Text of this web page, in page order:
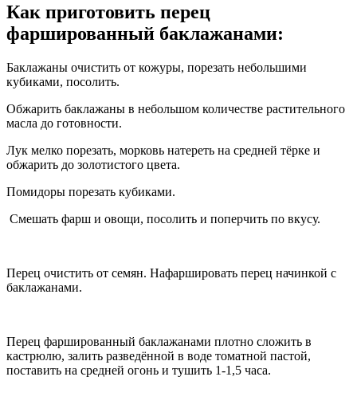
Как приготовить перец
фаршированный баклажанами:
Баклажаны очистить от кожуры, порезать небольшими
кубиками, посолить.
Обжарить баклажаны в небольшом количестве растительного
масла до готовности.
Лук мелко порезать, морковь натереть на средней тёрке и
обжарить до золотистого цвета.
Помидоры порезать кубиками.
Смешать фарш и овощи, посолить и поперчить по вкусу.
Перец очистить от семян. Нафаршировать перец начинкой с
баклажанами.
Перец фаршированный баклажанами плотно сложить в
кастрюлю, залить разведённой в воде томатной пастой,
поставить на средней огонь и тушить 1-1,5 часа.